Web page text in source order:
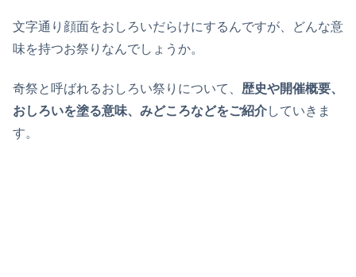
文字通り顔面をおしろいだらけにするんですが、どんな意
味を持つお祭りなんでしょうか。
奇祭と呼ばれるおしろい祭りについて、 歴史や開催概要、
おしろいを塗る意味、みどころなどをご紹介していきま
す。